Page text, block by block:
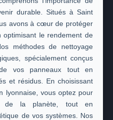
durable. Situés à Saint
avons à cœur de protéger
optimisant le rendement de
méthodes de nettoyage
spécialement conçus
vos panneaux tout en
et résidus. En choisissant
lyonnaise, vous optez pour
de la planète, tout en
de vos systèmes. Nos